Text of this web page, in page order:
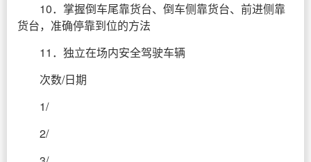
10．掌握倒车尾靠货台、倒车侧靠货台、前进侧靠
货台，准确停靠到位的方法
11．独立在场内安全驾驶车辆
次数/日期
1/
2/